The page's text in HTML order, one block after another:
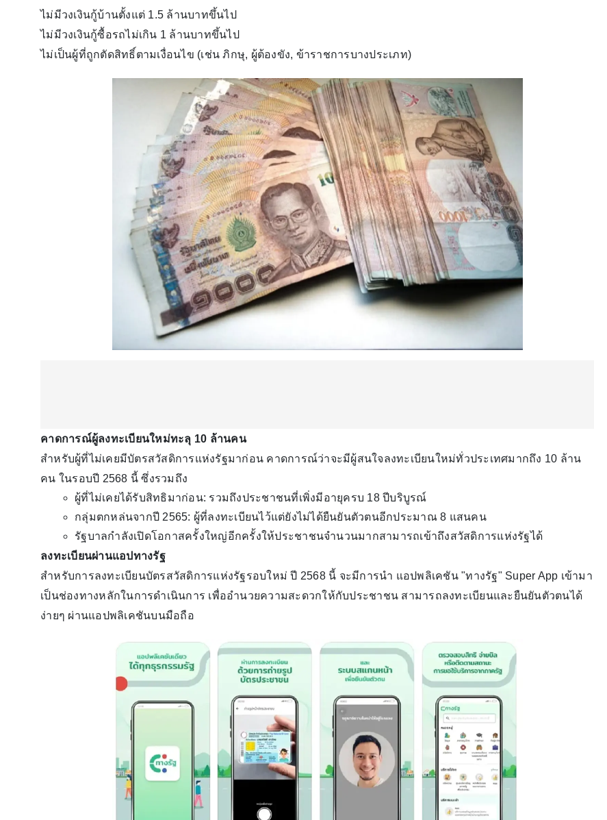
ไม่มีวงเงินกู้บ้านตั้งแต่ 1.5 ล้านบาทขึ้นไป
ไม่มีวงเงินกู้ซื้อรถไม่เกิน 1 ล้านบาทขึ้นไป
ไม่เป็นผู้ที่ถูกตัดสิทธิ์ตามเงื่อนไข (เช่น ภิกษุ, ผู้ต้องขัง, ข้าราชการบางประเภท)
คาดการณ์ผู้ลงทะเบียนใหม่ทะลุ 10 ล้านคน
สำหรับผู้ที่ไม่เคยมีบัตรสวัสดิการแห่งรัฐมาก่อน คาดการณ์ว่าจะมีผู้สนใจลงทะเบียนใหม่ทั่วประเทศมากถึง 10 ล้าน
คน ในรอบปี 2568 นี้ ซึ่งรวมถึง
ผู้ที่ไม่เคยได้รับสิทธิมาก่อน: รวมถึงประชาชนที่เพิ่งมีอายุครบ 18 ปีบริบูรณ์
กลุ่มตกหล่นจากปี 2565: ผู้ที่ลงทะเบียนไว้แต่ยังไม่ได้ยืนยันตัวตนอีกประมาณ 8 แสนคน
รัฐบาลกำลังเปิดโอกาสครั้งใหญ่อีกครั้งให้ประชาชนจำนวนมากสามารถเข้าถึงสวัสดิการแห่งรัฐได้
ลงทะเบียนผ่านแอปทางรัฐ
สำหรับการลงทะเบียนบัตรสวัสดิการแห่งรัฐรอบใหม่ ปี 2568 นี้ จะมีการนำ แอปพลิเคชัน "ทางรัฐ" Super App เข้ามา
เป็นช่องทางหลักในการดำเนินการ เพื่ออำนวยความสะดวกให้กับประชาชน สามารถลงทะเบียนและยืนยันตัวตนได้
ง่ายๆ ผ่านแอปพลิเคชันบนมือถือ